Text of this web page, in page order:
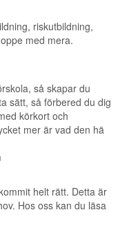
riskutbildning,
med mera.
så skapar du
sätt, så förbered du dig
körkort och
mer är vad den hä
helt rätt. Detta är
Hos oss kan du läsa